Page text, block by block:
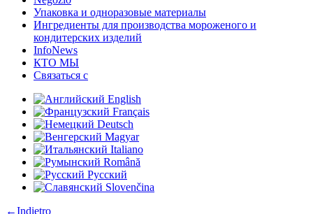
Упаковка и одноразовые материалы
Ингредиенты для производства мороженого и
кондитерских изделий
InfoNews
КТО МЫ
Связаться с
English
Français
Deutsch
Magyar
Italiano
Română
Русский
Slovenčina
←Indietro: